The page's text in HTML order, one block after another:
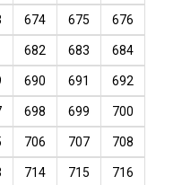
674 675 676
682 683 684
690 691 692
698 699 700
706 707 708
714 715 716